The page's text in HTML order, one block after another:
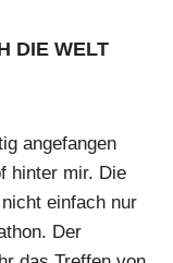
DIE WELT
angefangen
hinter mir. Die
einfach nur
Der